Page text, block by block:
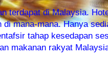
terdapat di Malaysia.
mana-mana. Hanya
tahap kesedapan
makanan rakyat